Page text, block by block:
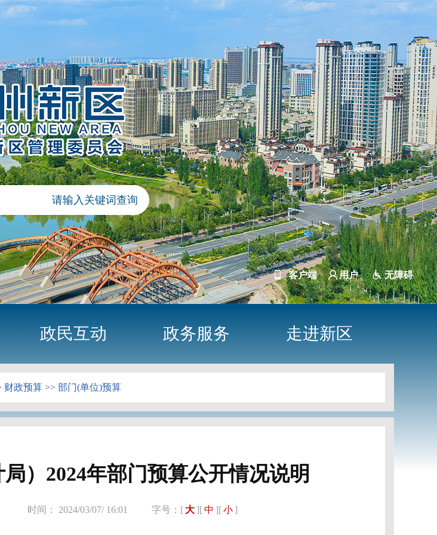
客户端 用户 无障碍
政民互动 政务服务 走进新区
财政预算 >> 部门(单位)预算
）2024年部门预算公开情况说明
时间： 2024/03/07/ 16:01 字号：[ 大 ][中 ][小 ]